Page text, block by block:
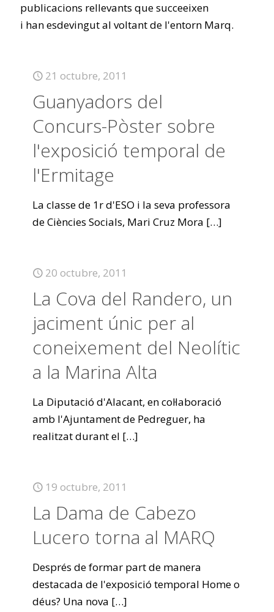
publicacions rellevants que succeeixen
i han esdevingut al voltant de l'entorn Marq.
21 octubre, 2011
Guanyadors del
Concurs-Pòster sobre
l'exposició temporal de
l'Ermitage
La classe de 1r d'ESO i la seva professora
de Ciències Socials, Mari Cruz Mora […]
20 octubre, 2011
La Cova del Randero, un
jaciment únic per al
coneixement del Neolític
a la Marina Alta
La Diputació d'Alacant, en col·laboració
amb l'Ajuntament de Pedreguer, ha
realitzat durant el […]
19 octubre, 2011
La Dama de Cabezo
Lucero torna al MARQ
Després de formar part de manera
destacada de l'exposició temporal Home o
déus? Una nova […]